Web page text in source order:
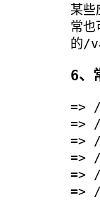
某些
常
的/
6、
=> /
=> /
=> /
=> /
=> /
=> /